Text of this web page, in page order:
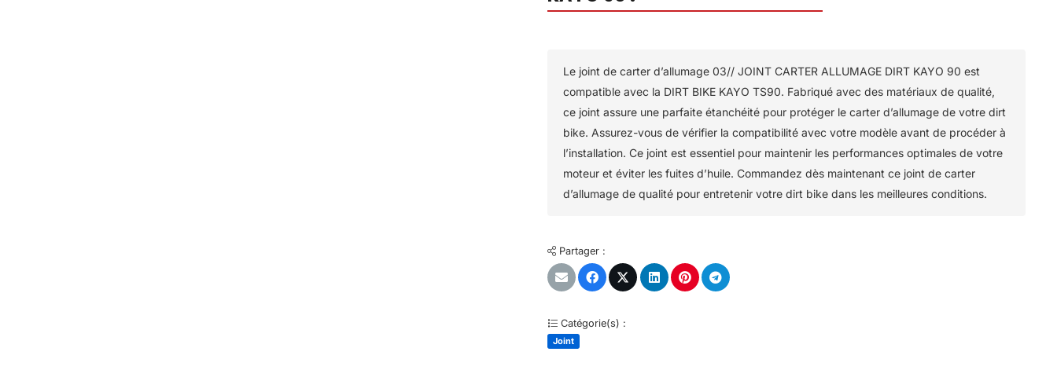
Le joint de carter d’allumage 03// JOINT CARTER ALLUMAGE DIRT KAYO 90 est
compatible avec la DIRT BIKE KAYO TS90. Fabriqué avec des matériaux de qualité,
ce joint assure une parfaite étanchéité pour protéger le carter d’allumage de votre dirt
bike. Assurez-vous de vérifier la compatibilité avec votre modèle avant de procéder à
l’installation. Ce joint est essentiel pour maintenir les performances optimales de votre
moteur et éviter les fuites d’huile. Commandez dès maintenant ce joint de carter
d’allumage de qualité pour entretenir votre dirt bike dans les meilleures conditions.
Partager :
Catégorie(s) :
Joint